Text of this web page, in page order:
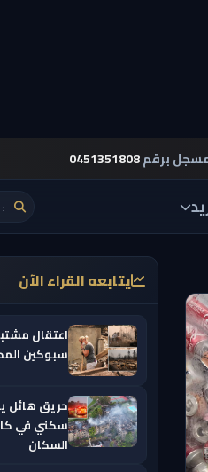
برقم0451351808
يتابعه القراء الآن
اعتقال
سبوكين
حريق هائل
سكني في
السكان